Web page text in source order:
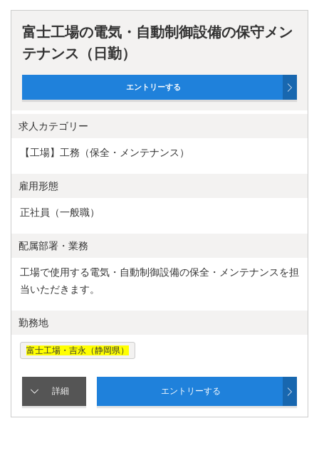
富士工場の電気・自動制御設備の保守メン
テナンス（日勤）
求人カテゴリー
【工場】工務（保全・メンテナンス）
雇用形態
正社員（一般職）
配属部署・業務
工場で使用する電気・自動制御設備の保全・メンテナンスを担
当いただきます。
勤務地
富士工場・吉永（静岡県）